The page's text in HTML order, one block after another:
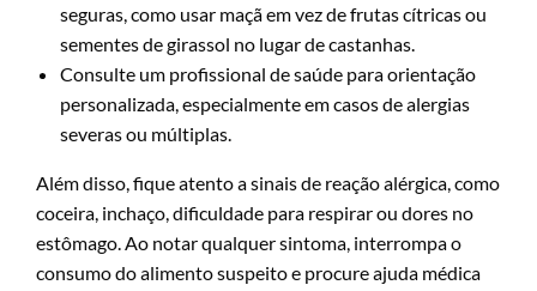
seguras, como usar maçã em vez de frutas cítricas ou
sementes de girassol no lugar de castanhas.
Consulte um profissional de saúde para orientação
personalizada, especialmente em casos de alergias
severas ou múltiplas.
Além disso, fique atento a sinais de reação alérgica, como
coceira, inchaço, dificuldade para respirar ou dores no
estômago. Ao notar qualquer sintoma, interrompa o
consumo do alimento suspeito e procure ajuda médica